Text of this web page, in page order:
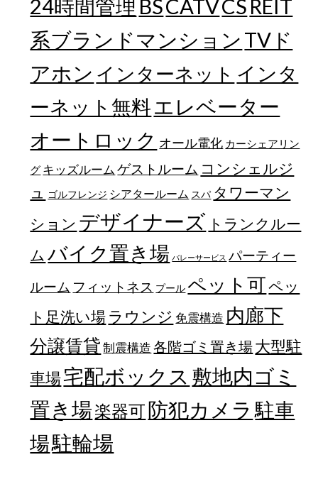
24時間管理 BSCATVCS REIT
系ブランドマンション TVド
アホン インターネット インタ
ーネット無料エレベーター
オートロック オール電化 カーシェアリン
グ キッズルーム ゲストルーム コンシェルジ
ュ
ゴルフレンジ シアタールーム スパ タワーマン
ション デザイナーズ トランクルー
ム バイク置き場 バレーサービス パーティー
ルーム フィットネス プール ペット可ペッ
ト足洗い場 ラウンジ 免震構造 内廊下
分譲賃貸 制震構造 各階ゴミ置き場大型駐
車場宅配ボックス 敷地内ゴミ
置き場楽器可防犯カメラ 駐車
場駐輪場